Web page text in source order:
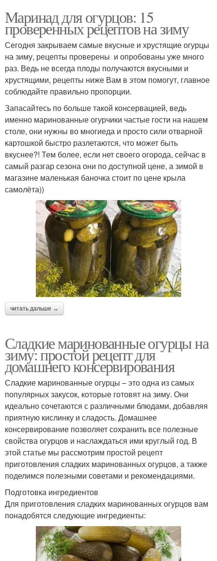
Маринад для огурцов: 15
проверенных рецептов на зиму
Сегодня закрываем самые вкусные и хрустящие огурцы
на зиму, рецепты проверены и опробованы уже много
раз. Ведь не всегда плоды получаются вкусными и
хрустящими, рецепты ниже Вам в этом помогут, главное
соблюдайте правильно пропорции.
Запасайтесь по больше такой консервацией, ведь
именно маринованные огурчики частые гости на нашем
столе, они нужны во многиеда и просто сили отварной
картошкой быстро разлетаются, что может быть
вкуснее?! Тем более, если нет своего огорода, сейчас в
самый разгар сезона они по доступной цене, а зимой в
магазине маленькая баночка стоит по цене крыла
самолёта))
читать дальше →
Сладкие маринованные огурцы на
зиму: простой рецепт для
домашнего консервирования
Сладкие маринованные огурцы – это одна из самых
популярных закусок, которые готовят на зиму. Они
идеально сочетаются с различными блюдами, добавляя
приятную кислинку и сладость. Домашнее
консервирование позволяет сохранить все полезные
свойства огурцов и наслаждаться ими круглый год. В
этой статье мы рассмотрим простой рецепт
приготовления сладких маринованных огурцов, а также
поделимся полезными советами и рекомендациями.
Подготовка ингредиентов
Для приготовления сладких маринованных огурцов вам
понадобятся следующие ингредиенты: